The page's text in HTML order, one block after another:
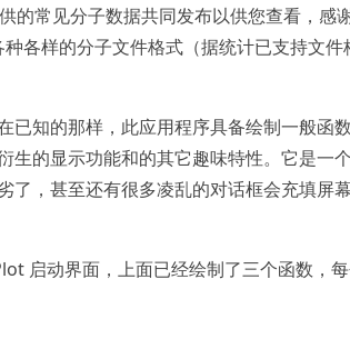
的常见分子数据共同发布以供您查看，感
各样的分子文件格式（据统计已支持文件
已知的那样，此应用程序具备绘制一般函数
生的显示功能和的其它趣味特性。它是一
了，甚至还有很多凌乱的对话框会充填屏
启动界面，上面已经绘制了三个函数，